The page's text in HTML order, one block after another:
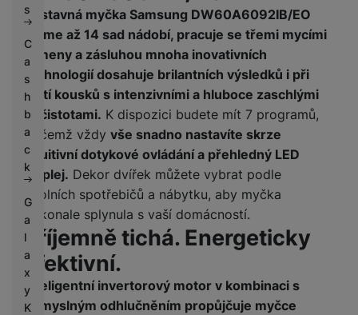
s
C
a
s
h
b
a
c
k
G
a
l
a
x
y
K
Vestavná myčka Samsung DW60A6092IB/EO
pojme až 14 sad nádobí, pracuje se třemi mycími
rameny a zásluhou mnoha inovativních
technologií dosahuje brilantních výsledků i při
mytí kousků s intenzivními a hluboce zaschlými
nečistotami. K dispozici budete mít 7 programů,
přičemž vždy vše snadno nastavíte skrze
intuitivní dotykové ovládání a přehledný LED
displej. Dekor dvířek můžete vybrat podle
okolních spotřebičů a nábytku, aby myčka
dokonale splynula s vaší domácností.
Příjemně tichá. Energeticky
efektivní.
Inteligentní invertorový motor v kombinaci s
důmyslným odhlučněním propůjčuje myčce